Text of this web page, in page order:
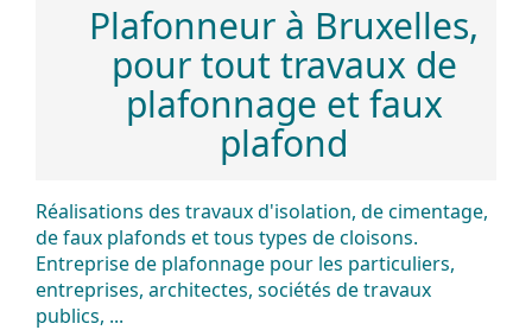
Plafonneur à Bruxelles,
pour tout travaux de
plafonnage et faux
plafond
Réalisations des travaux d'isolation, de cimentage,
de faux plafonds et tous types de cloisons.
Entreprise de plafonnage pour les particuliers,
entreprises, architectes, sociétés de travaux
publics, ...